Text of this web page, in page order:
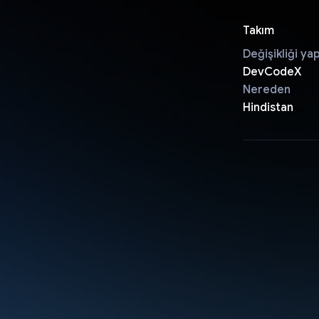
Takım
Değişikliği
DevCodeX
Nereden
Hindistan